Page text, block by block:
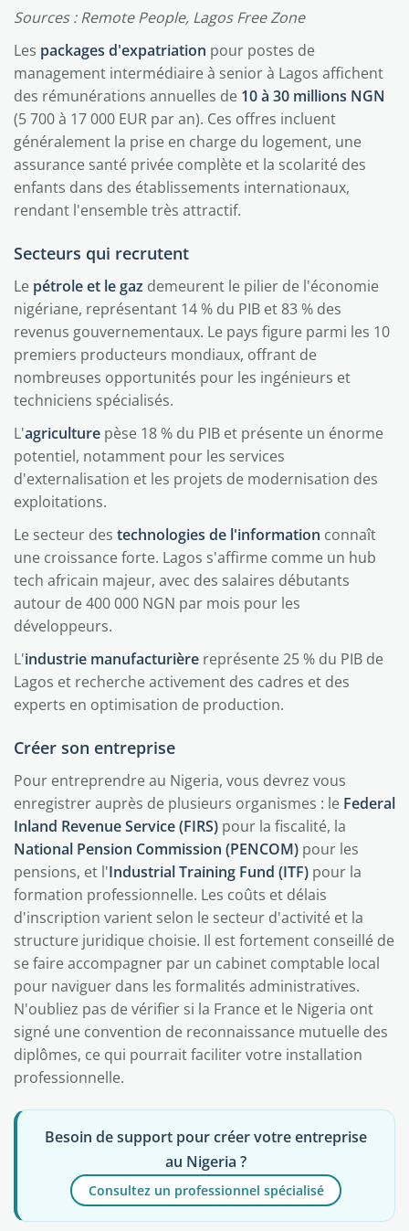
Sources : Remote People, Lagos Free Zone
Les packages d'expatriation pour postes de
management intermédiaire à senior à Lagos affichent
des rémunérations annuelles de 10 à 30 millions NGN
(5 700 à 17 000 EUR par an). Ces offres incluent
généralement la prise en charge du logement, une
assurance santé privée complète et la scolarité des
enfants dans des établissements internationaux,
rendant l'ensemble très attractif.
Secteurs qui recrutent
Le pétrole et le gaz demeurent le pilier de l'économie
nigériane, représentant 14 % du PIB et 83 % des
revenus gouvernementaux. Le pays figure parmi les 10
premiers producteurs mondiaux, offrant de
nombreuses opportunités pour les ingénieurs et
techniciens spécialisés.
L'agriculture pèse 18 % du PIB et présente un énorme
potentiel, notamment pour les services
d'externalisation et les projets de modernisation des
exploitations.
Le secteur des technologies de l'information connaît
une croissance forte. Lagos s'affirme comme un hub
tech africain majeur, avec des salaires débutants
autour de 400 000 NGN par mois pour les
développeurs.
L'industrie manufacturière représente 25 % du PIB de
Lagos et recherche activement des cadres et des
experts en optimisation de production.
Créer son entreprise
Pour entreprendre au Nigeria, vous devrez vous
enregistrer auprès de plusieurs organismes : le Federal
Inland Revenue Service (FIRS) pour la fiscalité, la
National Pension Commission (PENCOM) pour les
pensions, et l'Industrial Training Fund (ITF) pour la
formation professionnelle. Les coûts et délais
d'inscription varient selon le secteur d'activité et la
structure juridique choisie. Il est fortement conseillé de
se faire accompagner par un cabinet comptable local
pour naviguer dans les formalités administratives.
N'oubliez pas de vérifier si la France et le Nigeria ont
signé une convention de reconnaissance mutuelle des
diplômes, ce qui pourrait faciliter votre installation
professionnelle.
Besoin de support pour créer votre entreprise
au Nigeria ?
Consultez un professionnel spécialisé